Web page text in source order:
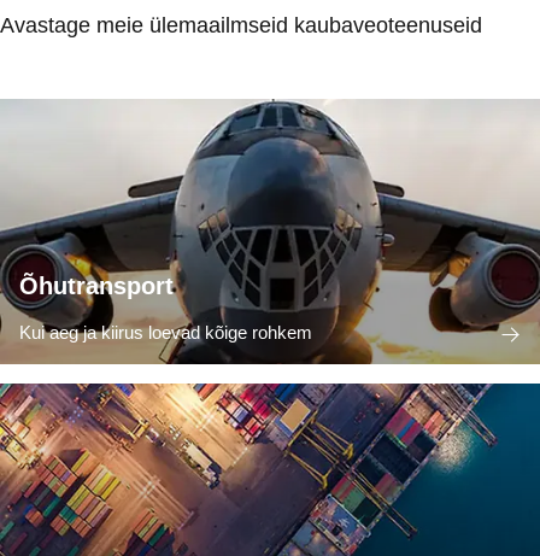
Avastage meie ülemaailmseid kaubaveoteenuseid
Õhutransport
Kui aeg ja kiirus loevad kõige rohkem